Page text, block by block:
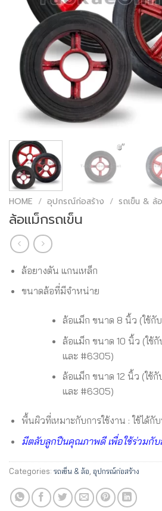
HOME / อุปกรณ์ก่อสร้าง / รถเข็น & ล้อ
ล้อแม็กรถเข็น
ล้อยางตัน แกนเหล็ก
ขนาดล้อที่มีจำหน่าย
ล้อแม็ก ขนาด 8 นิ้ว (ใช้กั
ล้อแม็ก ขนาด 10 นิ้ว (ใช้
และ #6305)
ล้อแม็ก ขนาด 12 นิ้ว (ใช้
และ #6305)
พื้นผิวที่เหมาะกับการใช้งาน : ใช้ได้
มีตลับลูกปืนคุณภาพดี เพื่อใช้ร่วมกั
Categories: รถเข็น & ล้อ อุปกรณ์ก่อสร้าง